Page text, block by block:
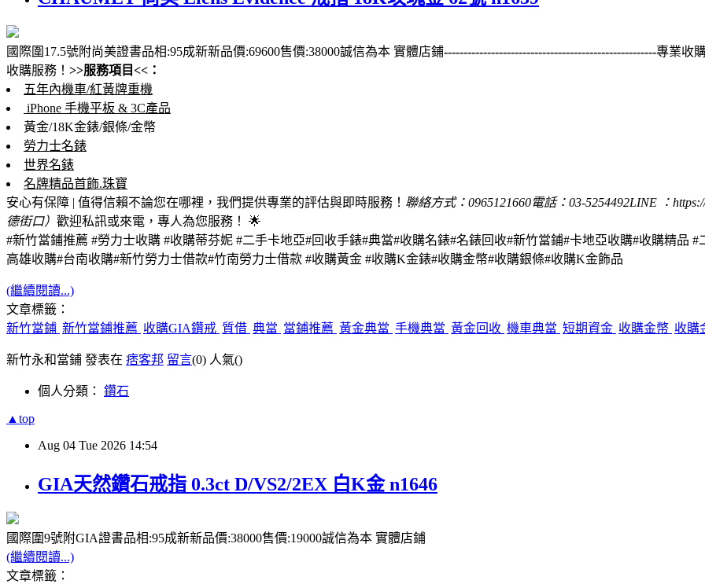
國際圍17.5號附尚美證書品相:95成新新品價:69600售價:38000誠信為本 實體店鋪------------------------------------------------------專業收
收購服務！ >>服務項目<<：
五年內機車/紅黃牌重機
iPhone 手機平板 & 3C產品
黃金/18K金錶/銀條/金幣
勞力士名錶
世界名錶
名牌精品首飾.珠寶
安心有保障 | 值得信賴不論您在哪裡，我們提供專業的評估與即時服務！ 聯絡方式：0965121660電話：03-5254492LINE ：
德街口） 歡迎私訊或來電，專人為您服務！ 🌟
#新竹當鋪推薦 #勞力士收購 #收購蒂芬妮 #二手卡地亞#回收手錶#典當#收購名錶#名錶回收#新竹當鋪#卡地亞收購#收購精品
高雄收購#台南收購#新竹勞力士借款#竹南勞力士借款 #收購黃金 #收購K金錶#收購金幣#收購銀條#收購K金飾品
(繼續閱讀...)
文章標籤：
新竹當鋪 新竹當鋪推薦 收購GIA鑽戒 質借 典當 當鋪推薦 黃金典當 手機典當 黃金回收 機車典當 短期資金 收購金幣 收購
新竹永和當鋪 發表在 痞客邦 留言(0) 人氣()
個人分類： 鑽石
▲top
Aug 04 Tue 2026 14:54
GIA天然鑽石戒指 0.3ct D/VS2/2EX 白K金 n1646
國際圍9號附GIA證書品相:95成新新品價:38000售價:19000誠信為本 實體店鋪
(繼續閱讀...)
文章標籤：